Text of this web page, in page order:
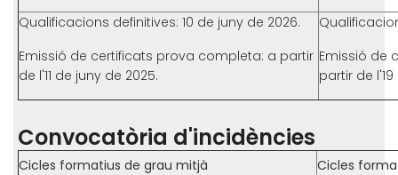
Qualificacions definitives: 10 de juny de 2026.
Emissió de certificats prova completa: a partir
de l'11 de juny de 2025.
Emissió de
partir de
Convocatòria d'incidències
Cicles formatius de grau mitjà Cicles